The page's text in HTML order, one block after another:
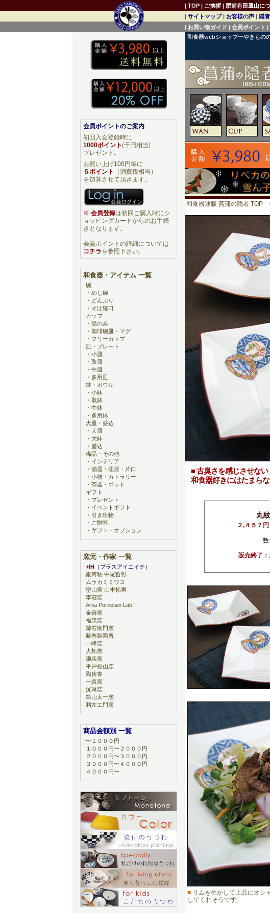
和食器webショップ〜やきもの
和食器通販 菖蒲の隠者 TOP
■ 古臭さを感じさせな
和食器好きにはたまら
丸
２,４５７円
数
販売終了
■ リムを生かして上品にオ
してくれそうです。
会員ポイントのご案内
初回入会登録時に
1000ポイント(千円相当)
プレゼント。
お買い上げ100円毎に
５ポイント
（消費税相当）
を加算させて頂きます。
※ 会員登録は初回ご購入時にシ
ョッピングカートからのお手続
きとなります。
会員ポイントの詳細については
コチラを参照下さい。
和食器・アイテム 一覧
碗
・ めし碗
・ どんぶり
・ そば猪口
カップ
・ 湯のみ
・ 珈琲碗皿・マグ
・ フリーカップ
皿・プレート
・ 小皿
・ 取皿
・ 中皿
・ 多用皿
鉢・ボウル
・ 小鉢
・ 取鉢
・ 中鉢
・ 多用鉢
大皿・盛込
・ 大皿
・ 大鉢
・ 盛込
備品・その他
・ インテリア
・ 酒器・注器・片口
・ 小物・カトラリー
・ 茶器・ポット
ギフト
・ プレゼント
・ イベントギフト
・ 引き出物
・ ご贈答
・ ギフト・オプション
窯元・作家 一覧
+IH （プラスアイエイチ）
銀河釉 中尾哲彰
ムラカミミワコ
巒山窯 山本拓男
李荘窯
Arita Porcelain Lab
金善窯
福泉窯
錦右衛門窯
藤巻製陶所
一峰窯
大拓窯
瀬兵窯
平戸松山窯
陶房青
一真窯
洸琳窯
筒山太一窯
利左エ門窯
商品金額別 一覧
〜１０００円
１０００円〜２０００円
２０００円〜３０００円
３０００円〜４０００円
４０００円〜
| TOP | ご挨拶 | 肥前有田皿山に
| サイトマップ| お客様の声 | 隠
| お買い物ガイド | 会員ポイント |